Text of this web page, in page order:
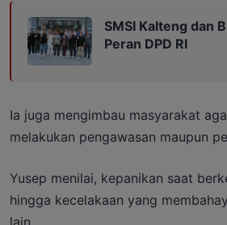
SMSI Kalteng dan
Peran DPD RI
Ia juga mengimbau masyarakat
melakukan pengawasan maupun
Yusep menilai, kepanikan saat
hingga kecelakaan yang
lain.